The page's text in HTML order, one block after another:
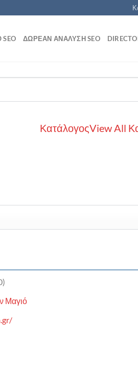
SEO ΔΩΡΕΆΝ ΑΝΆΛΥΣΗ SEO
ΚατάλογοςView All
)
Μαγιό